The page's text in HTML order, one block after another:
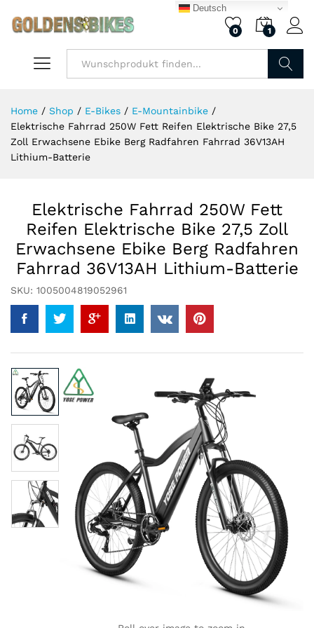
0 1
Home / Shop / E-Bikes / E-Mountainbike /
Elektrische Fahrrad 250W Fett Reifen Elektrische Bike 27,5
Zoll Erwachsene Ebike Berg Radfahren Fahrrad 36V13AH
Lithium-Batterie
Elektrische Fahrrad 250W Fett
Reifen Elektrische Bike 27,5 Zoll
Erwachsene Ebike Berg Radfahren
Fahrrad 36V13AH Lithium-Batterie
SKU: 1005004819052961
Deutsch